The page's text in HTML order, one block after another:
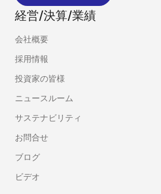
経営/決算/業績
会社概要
採用情報
投資家の皆様
ニュースルーム
サステナビリティ
お問合せ
ブログ
ビデオ